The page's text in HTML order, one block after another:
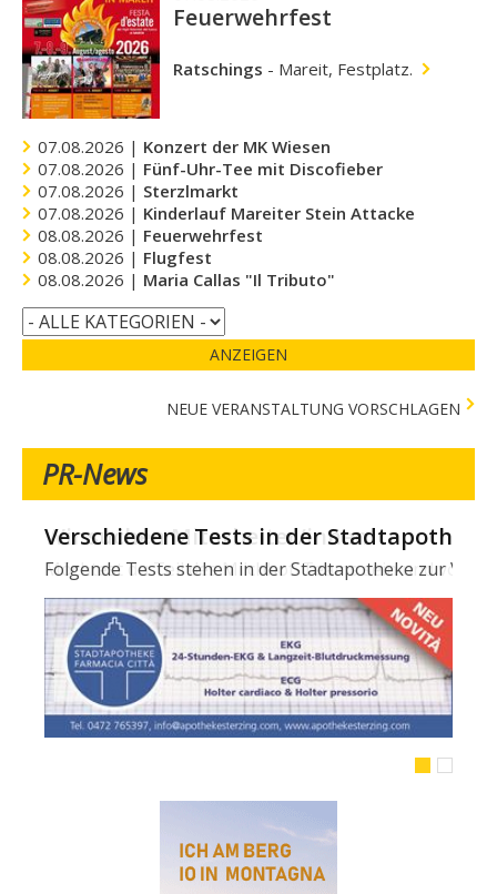
Feuerwehrfest
Ratschings - Mareit, Festplatz.
07.08.2026 | Konzert der MK Wiesen
07.08.2026 | Fünf-Uhr-Tee mit Discofieber
07.08.2026 | Sterzlmarkt
07.08.2026 | Kinderlauf Mareiter Stein Attacke
08.08.2026 | Feuerwehrfest
08.08.2026 | Flugfest
08.08.2026 | Maria Callas "Il Tributo"
ANZEIGEN
NEUE VERANSTALTUNG VORSCHLAGEN
PR-News
Verschiedene Tests in der
Folgende Tests stehen in der Stadtapotheke zur